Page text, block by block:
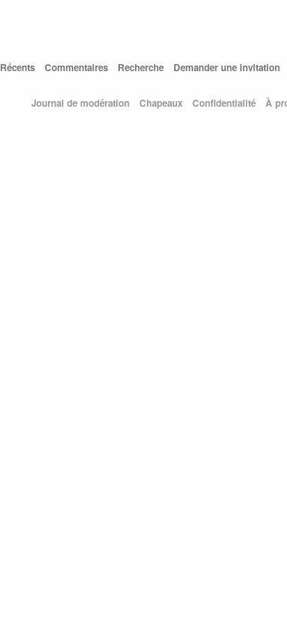
Récents Commentaires Recherche Demander une invitation
Journal de modération Chapeaux Confidentialité À